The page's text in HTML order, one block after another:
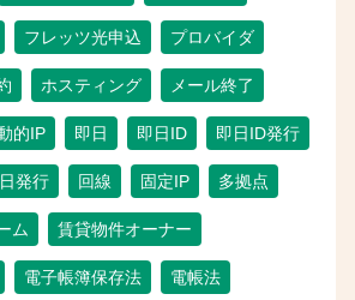
フレッツ光申込 プロバイダ
ホスティング メール終了
的IP 即日 即日ID 即日ID発行
発行 回線 固定IP 多拠点
ム 賃貸物件オーナー
電子帳簿保存法 電帳法